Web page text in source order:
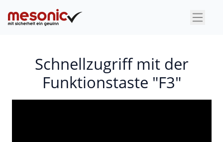
×
Schnellzugriff mit der
Funktionstaste "F3"